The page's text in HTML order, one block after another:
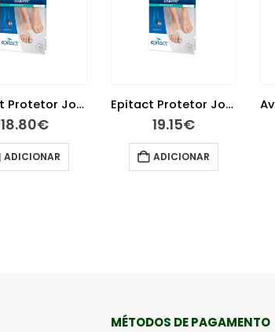
Epitact Protetor Joanetes Tamanho L
18.80€
ADICIONAR
Epitact Protetor Joanetes Tamanho M
19.15€
ADICIONAR
MÉTODOS DE PAGAMENTO